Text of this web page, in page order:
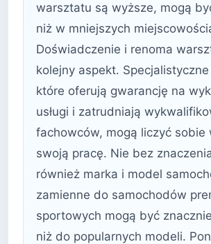
warsztatu są wyższe, mogą
niż w mniejszych
Doświadczenie i renoma
kolejny aspekt.
które oferują gwarancję na
usługi i zatrudniają
fachowców, mogą liczyć sobie
swoją pracę. Nie bez
również marka i model
zamienne do samochodów
sportowych mogą być
niż do popularnych modeli.